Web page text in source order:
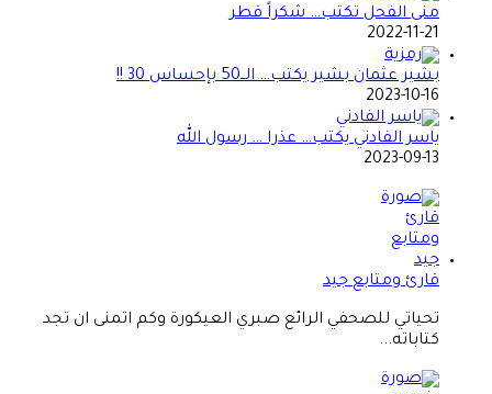
منى الفحل تكتب… شكراً قطر
2022-11-21
بشير عثمان بشير يكتب… الــ50 بإحساس 30 !!
2023-10-16
ياسر الفادني يكتب… عذرا … رسول الله
2023-09-13
قارئ ومتابع جيد
تحياتي للصحفي الرائع صبري العيكورة وكم اتمنى ان تجد
كتاباته...